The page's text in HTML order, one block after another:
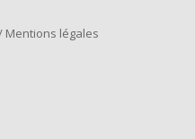
Mentions légales